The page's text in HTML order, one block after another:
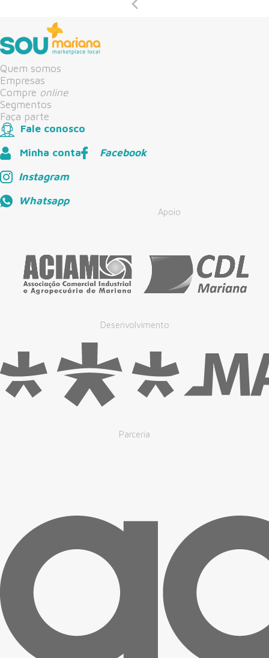
Quem somos
Empresas
Compre online
Segmentos
Faça parte
Fale conosco
Minha conta
Facebook
Instagram
Whatsapp
Apoio
Desenvolvimento
Parceria